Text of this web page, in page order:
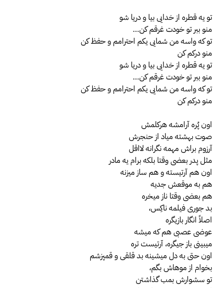
تو یه قطره از خدایی بیا و دریا شو
منو ببر تو خودت غرقم کن…
تو که واسه من شمایی یکم احترامم و حفظ کن
منو درکم کن
تو یه قطره از خدایی بیا و دریا شو
منو ببر تو خودت غرقم کن…
تو که واسه من شمایی یکم احترامم و حفظ کن
منو درکم کن
اون پُره آرامشه هرکلمش
صوت بهشته میاد از حنجرش
آرزوم براش مهمه نگرانه لااقل
مثل پدر بعضی وقتا بلکه برام یه مادر
اون هم آرتیسته و هم ساز میزنه
هم به موقعش جدیه
هم بعضی وقتا ناز میخره
بد جوری فیلمه ناکِس،
اصلاً انگار بازیگره
عوضی عصبی هم که میشه
میبینی باز جیگره، آرتیست تره
اون حتی به دل میشینه بد قلقی و قمپزشم
بخوام از موهاش بگم،
تو سشوارش بمب گذاشتن